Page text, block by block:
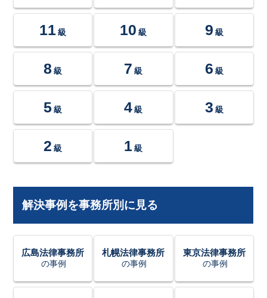
11 級 10 級 9 級
8 級 7 級 6 級
5 級 4 級 3 級
2 級 1 級
解決事例を事務所別に見る
広島法律事務所
の事例
札幌法律事務所
の事例
東京法律事務所
の事例